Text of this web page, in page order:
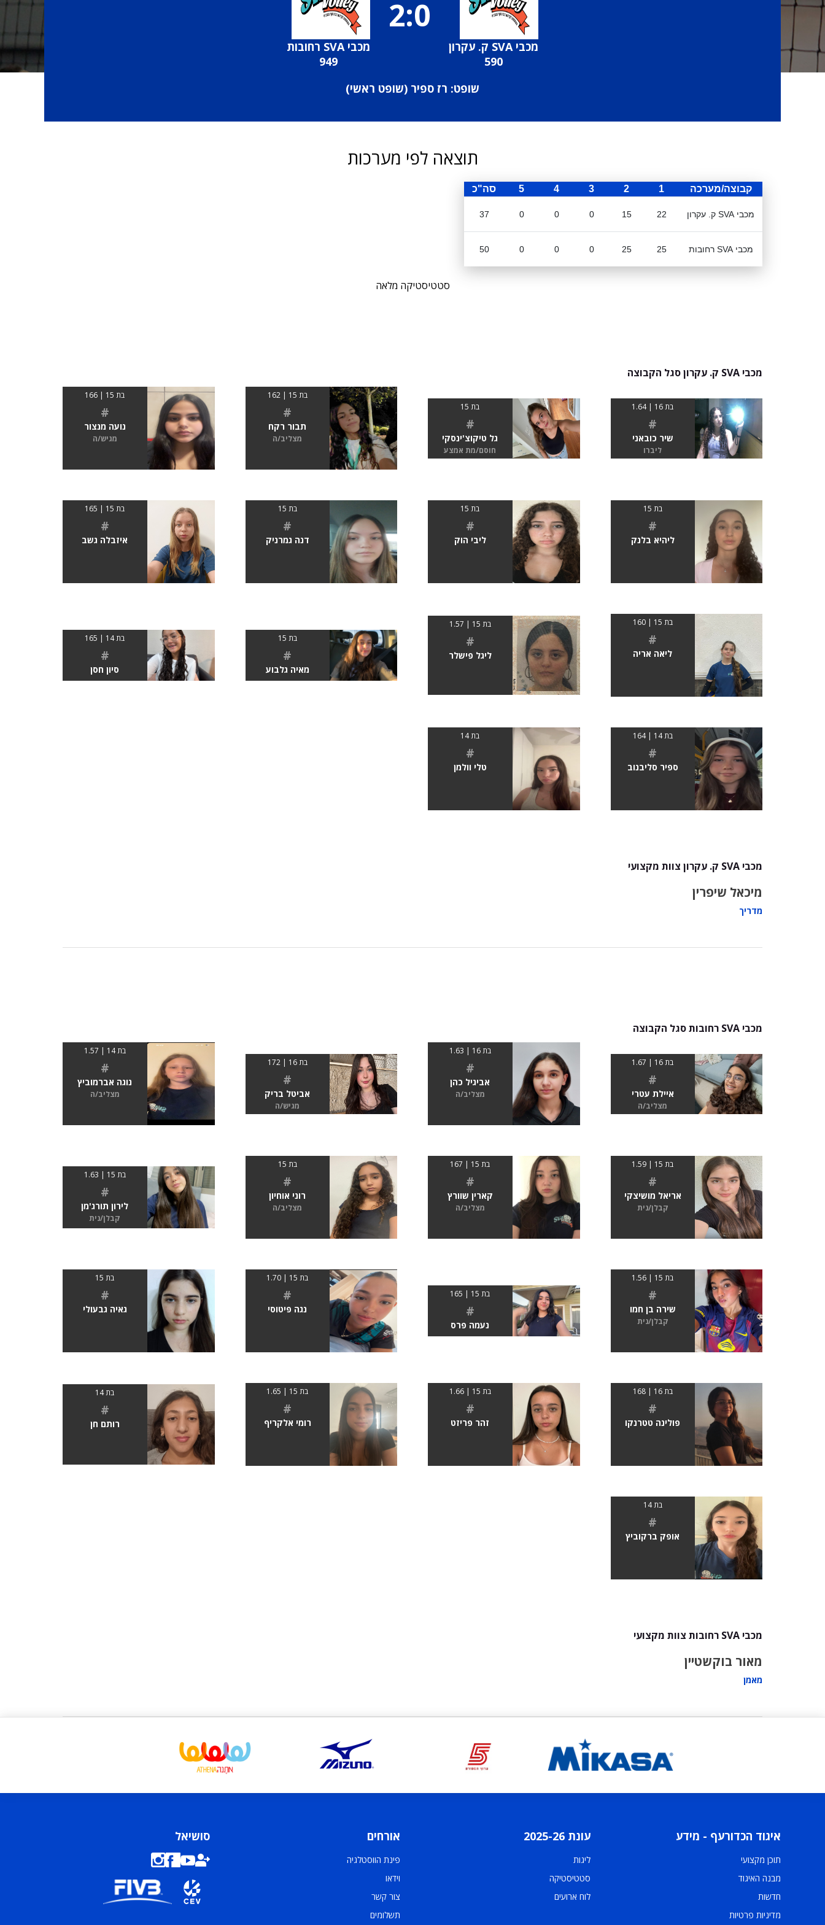
מכבי SVA ק. עקרון
590
2:0
מכבי SVA רחובות
949
שופט: רז ספיר (שופט ראשי)
תוצאה לפי מערכות
קבוצה/מערכה 1
2
3
4
5 סה"כ
מכבי SVA ק. עקרון 22
15
0
0
0
37
מכבי SVA רחובות 25
25
0
0
0
50
סטטיסטיקה מלאה
מכבי SVA ק. עקרון סגל הקבוצה
בת 16 | 1.64
#
שיר כובאני
ליברו
בת 15
#
גל טיקוצ'ינסקי
חוסם/מת אמצע
בת 15 | 162
#
תבור רקח
מצליב/ה
בת 15 | 166
#
נועה מנצור
מגיש/ה
בת 15
#
ליהיא בלנק
בת 15
#
ליבי הוק
בת 15
#
דנה גמרניק
בת 15 | 165
#
איזבלה גשב
בת 15 | 160
#
ליאה אריה
בת 15 | 1.57
#
ליגל פישלר
בת 15
#
מאיה גלבוע
בת 14 | 165
#
סיון חסן
בת 14 | 164
#
ספיר סליבנוב
בת 14
#
טלי וולמן
מכבי SVA ק. עקרון צוות מקצועי
מיכאל שיפרין
מדריך
מכבי SVA רחובות סגל הקבוצה
בת 16 | 1.67
#
איילת עטרי
מצליב/ה
בת 16 | 1.63
#
אביגיל כהן
מצליב/ה
בת 16 | 172
#
אביטל בריק
מגיש/ה
בת 14 | 1.57
#
נוגה אברמוביץ
מצליב/ה
בת 15 | 1.59
#
אריאל מושיצקי
קבלן/נית
בת 15 | 167
#
קארין שוורץ
מצליב/ה
בת 15
#
רוני אוחיון
מצליב/ה
בת 15 | 1.63
#
לירון תורג'מן
קבלן/נית
בת 15 | 1.56
#
שירה בן חמו
קבלן/נית
בת 15 | 165
#
נעמה פרס
בת 15 | 1.70
#
נגה פיטוסי
בת 15
#
גאיה גבעולי
בת 16 | 168
#
פולינה טטרנקו
בת 15 | 1.66
#
זהר פריזט
בת 15 | 1.65
#
רומי אלקריף
בת 14
#
רותם חן
בת 14
#
אופק ברקוביץ
מכבי SVA רחובות צוות מקצועי
מאור בוקשטיין
מאמן
איגוד הכדורעף - מידע
תוכן מקצועי
מבנה האיגוד
חדשות
מדיניות פרטיות
עונת 2025-26
ליגות
סטטיסטיקה
לוח ארועים
אורחים
פינת הווסטלגיה
וידאו
צור קשר
תשלומים
סושיאל